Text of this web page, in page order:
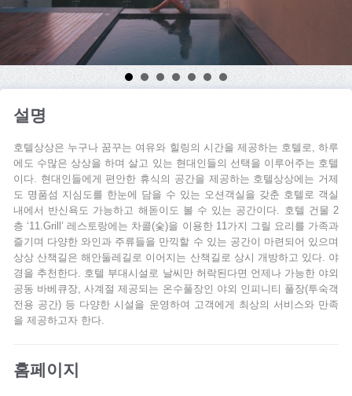
설명
호텔상상은 누구나 꿈꾸는 여유와 힐링의 시간을 제공하는 호텔로, 하루
에도 수많은 상상을 하며 살고 있는 현대인들의 선택을 이루어주는 호텔
이다. 현대인들에게 편안한 휴식의 공간을 제공하는 호텔상상에는 거제
도 명품섬 지심도를 한눈에 담을 수 있는 오션객실을 갖춘 호텔로 객실
내에서 반신욕도 가능하고 해돋이도 볼 수 있는 공간이다. 호텔 건물 2
층 ‘11.Grill’ 레스토랑에는 차콜(숯)을 이용한 11가지 그릴 요리를 가족과
즐기며 다양한 와인과 주류들을 만끽할 수 있는 공간이 마련되어 있으며
상상 산책길은 해안둘레길로 이어지는 산책길로 상시 개방하고 있다. 야
경을 추천한다. 호텔 부대시설로 날씨만 허락된다면 언제나 가능한 야외
공동 바베큐장, 사계절 제공되는 온수풀장인 야외 인피니티 풀장(투숙객
전용 공간) 등 다양한 시설을 운영하여 고객에게 최상의 서비스와 만족
을 제공하고자 한다.
홈페이지